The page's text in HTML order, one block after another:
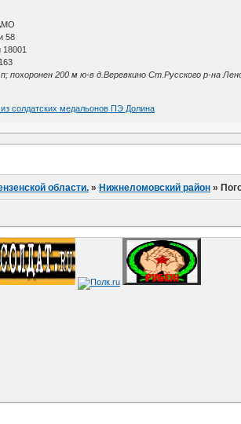
58
похоронен 200 м ю-в д.Веревкино Ст.Русского р-на
солдатских медальонов ПЭ Долина
области. » Нижнеломовский район »